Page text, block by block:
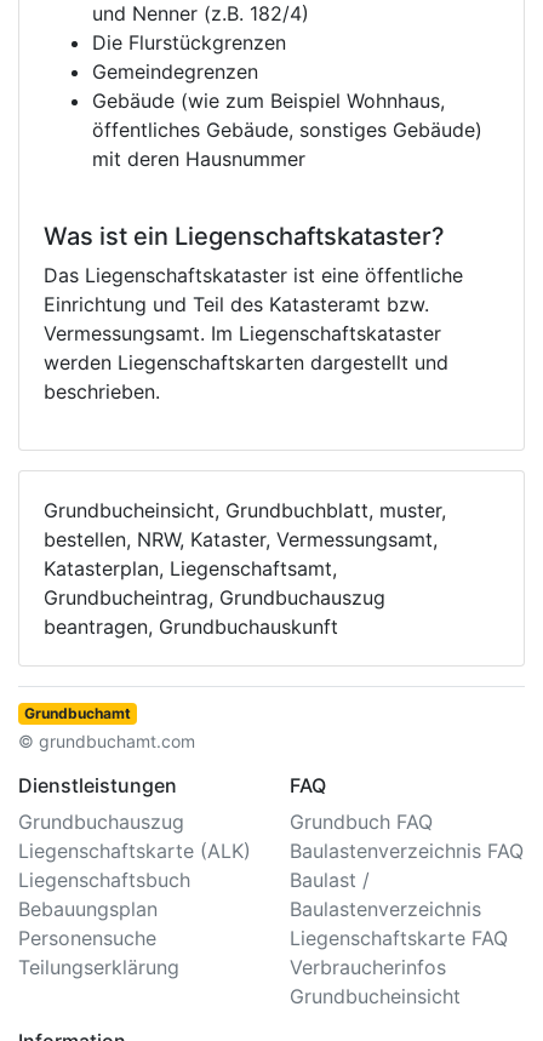
und Nenner (z.B. 182/4)
Die Flurstückgrenzen
Gemeindegrenzen
Gebäude (wie zum Beispiel Wohnhaus,
öffentliches Gebäude, sonstiges Gebäude)
mit deren Hausnummer
Was ist ein Liegenschaftskataster?
Das Liegenschaftskataster ist eine öffentliche
Einrichtung und Teil des Katasteramt bzw.
Vermessungsamt. Im Liegenschaftskataster
werden Liegenschaftskarten dargestellt und
beschrieben.
Grundbucheinsicht, Grundbuchblatt, muster,
bestellen, NRW, Kataster, Vermessungsamt,
Katasterplan, Liegenschaftsamt,
Grundbucheintrag, Grundbuchauszug
beantragen, Grundbuchauskunft
Grundbuchamt
© grundbuchamt.com
Dienstleistungen
Grundbuchauszug
Liegenschaftskarte (ALK)
Liegenschaftsbuch
Bebauungsplan
Personensuche
Teilungserklärung
FAQ
Grundbuch FAQ
Baulastenverzeichnis FAQ
Baulast /
Baulastenverzeichnis
Liegenschaftskarte FAQ
Verbraucherinfos
Grundbucheinsicht